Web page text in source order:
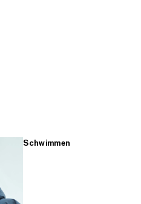
Schwimmen